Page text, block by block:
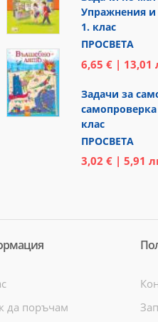
Упражнения
1. клас
ПРОСВЕТА
6,65 € | 13,01
Задачи за
клас
ПРОСВЕТА
3,02 € | 5,91
да поръчам